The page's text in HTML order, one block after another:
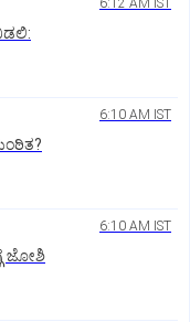
6:12 AM IST
6:10 AM IST
6:10 AM IST
ಜೋಶಿ